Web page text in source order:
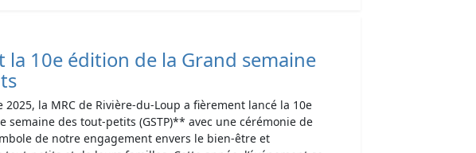
la 10e édition de la Grand semaine
2025, la MRC de Rivière-du-Loup a fièrement lancé la 10e
semaine des tout-petits (GSTP)** avec une cérémonie de
de notre engagement envers le bien-être et